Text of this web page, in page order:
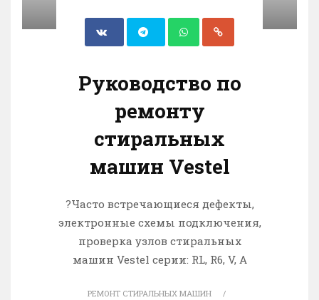
Руководство по
ремонту
стиральных
машин Vestel
?Часто встречающиеся дефекты,
электронные схемы подключения,
проверка узлов стиральных
машин Vestel серии: RL, R6, V, A
РЕМОНТ СТИРАЛЬНЫХ МАШИН